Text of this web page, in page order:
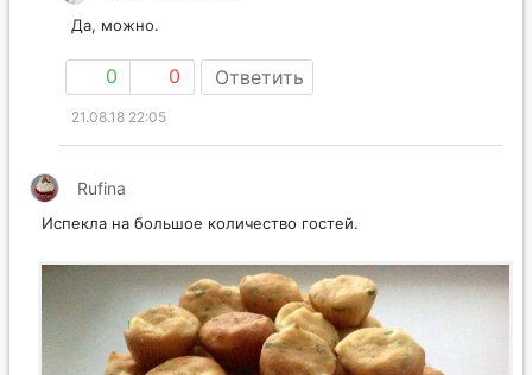
Да, можно.
0 0 Ответить
21.08.18 22:05
Rufina
Испекла на большое количество гостей.